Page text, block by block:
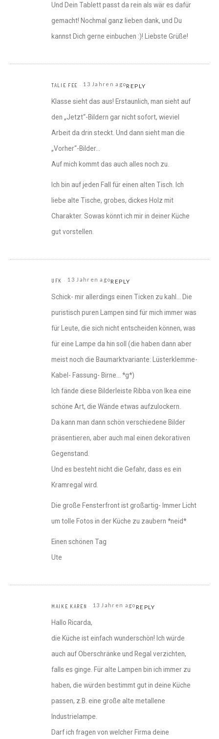
Und Dein Tablett passt da rein als wär es dafür
gemacht! Nochmal ganz lieben dank, und Du
kannst Dich gerne einbuchen :)! Liebste Grüße!
TALIE FEE 13 Jahren agoREPLY
Klasse sieht das aus! Erstaunlich, man sieht auf
den „Jetzt“-Bildern gar nicht sofort, wieviel
Arbeit da drin steckt. Und dann sieht man die
„Vorher“-Bilder…
Auf mich kommt das auch alles noch zu.
Ich bin auf jeden Fall für einen alten Tisch. Ich
liebe alte Tische, grobes, dickes Holz mit
Charakter. Sowas könnt ich mir in deiner Küche
gut vorstellen.
UFK 13 Jahren agoREPLY
Schick- mir allerdings einen Ticken zu kahl… Die
puristisch puren Lampen sind für mich immer was
für Leute, die sich nicht entscheiden können, was
für eine Lampe da hin soll (die haben dann aber
meist noch die Baumarktvariante: Lüsterklemme-
Kabel- Fassung- Birne… *g*)
Ich fände diese Bilderleiste Ribba von Ikea eine
schöne Art, die Wände etwas aufzulockern.
Da kann man dann schön verschiedene Bilder
präsentieren, aber auch mal einen dekorativen
Gegenstand.
Und es besteht nicht die Gefahr, dass es ein
Kramregal wird.
Die große Fensterfront ist großartig- Immer Licht
um tolle Fotos in der Küche zu zaubern *neid*
Einen schönen Tag
Ute
MAIKE KAREN 13 Jahren agoREPLY
Hallo Ricarda,
die Küche ist einfach wunderschön! Ich würde
auch auf Oberschränke und Regal verzichten,
falls es ginge. Für alte Lampen bin ich immer zu
haben, die würden bestimmt gut in deine Küche
passen, z.B. eine große alte metallene
Industrielampe.
Darf ich fragen von welcher Firma deine